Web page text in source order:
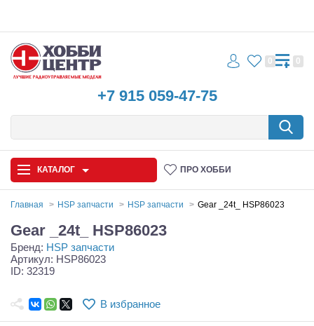
+7 915 059-47-75
0 0
КАТАЛОГ ПРО ХОББИ
Автомодели
Запчасти и аксессуары
Самолеты
Главная HSP запчасти HSP запчасти Gear _24t_ HSP86023
Gear _24t_ HSP86023
Бренд: HSP запчасти
Артикул: HSP86023
ID: 32319
В избранное